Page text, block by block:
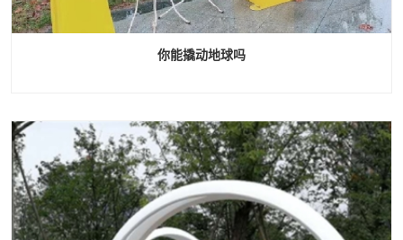
你能撬动地球吗